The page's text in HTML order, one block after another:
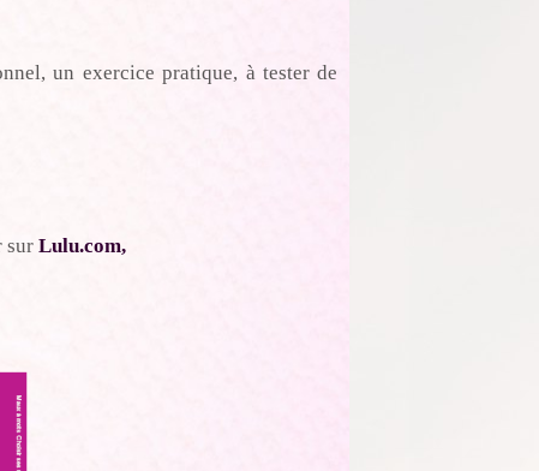
un exercice pratique, à tester de
surLulu.com,